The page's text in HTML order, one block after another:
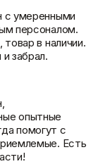
с умеренными
персоналом.
в наличии.
забрал.
опытные
помогут с
Есть